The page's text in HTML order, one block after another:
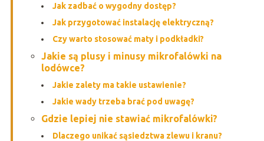
Jak zadbać o wygodny dostęp?
Jak przygotować instalację elektryczną?
Czy warto stosować maty i podkładki?
Jakie są plusy i minusy mikrofalówki na
lodówce?
Jakie zalety ma takie ustawienie?
Jakie wady trzeba brać pod uwagę?
Gdzie lepiej nie stawiać mikrofalówki?
Dlaczego unikać sąsiedztwa zlewu i kranu?